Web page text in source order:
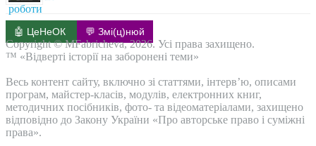
🤖 ЦеНеОК 💬 Змі(ц)нюй
Copyright © MFabricheva, 2026. Усі права захищено.
™ «Відверті історії на заборонені теми»
Весь контент сайту, включно зі статтями, інтерв’ю, описами
програм, майстер-класів, модулів, електронних книг,
методичних посібників, фото- та відеоматеріалами, захищено
відповідно до Закону України «Про авторське право і суміжні
права».